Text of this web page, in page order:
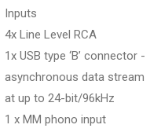
Inputs
4x Line Level RCA
1x USB type ‘B’ connector -
asynchronous data stream
at up to 24-bit/96kHz
1 x MM phono input